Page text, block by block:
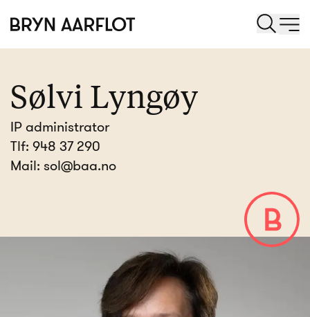
Sølvi Lyngøy
IP administrator
Tlf: 948 37 290
Mail: sol@baa.no